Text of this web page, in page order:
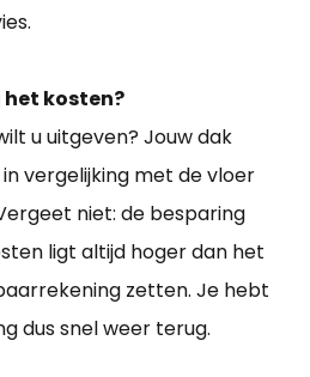
het kosten?
u uitgeven? Jouw dak
vergelijking met de vloer
niet: de besparing
ligt altijd hoger dan het
zetten. Je hebt
dus snel weer terug.